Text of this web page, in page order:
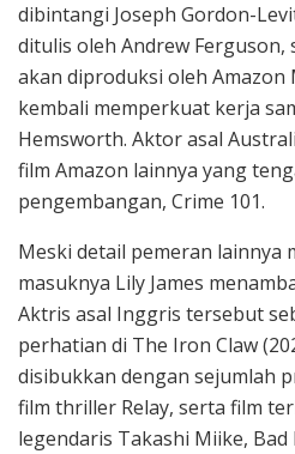
dibintangi Joseph Gordon-
ditulis oleh Andrew
akan diproduksi oleh Amazon
kembali memperkuat kerja
Hemsworth. Aktor asal
film Amazon lainnya yang
pengembangan, Crime 101.
Meski detail pemeran lainnya
masuknya Lily James
Aktris asal Inggris tersebut
perhatian di The Iron Claw
disibukkan dengan sejumlah
film thriller Relay, serta film
legendaris Takashi Miike,